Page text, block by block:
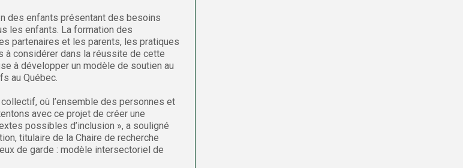
des enfants présentant des besoins
les enfants. La formation des
partenaires et les parents, les pratiques
considérer dans la réussite de cette
à développer un modèle de soutien au
au Québec.
où l’ensemble des personnes et
avec ce projet de créer une
possibles d’inclusion », a souligné
titulaire de la Chaire de recherche
de garde : modèle intersectoriel de